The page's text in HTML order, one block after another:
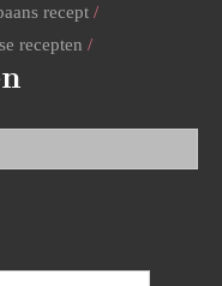
recept
recepten